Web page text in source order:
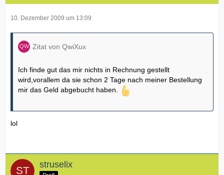
10. Dezember 2009 um 13:09
Zitat von QwiXux
Ich finde gut das mir nichts in Rechnung gestellt
wird,vorallem da sie schon 2 Tage nach meiner Bestellung
mir das Geld abgebucht haben.
lol
struselix